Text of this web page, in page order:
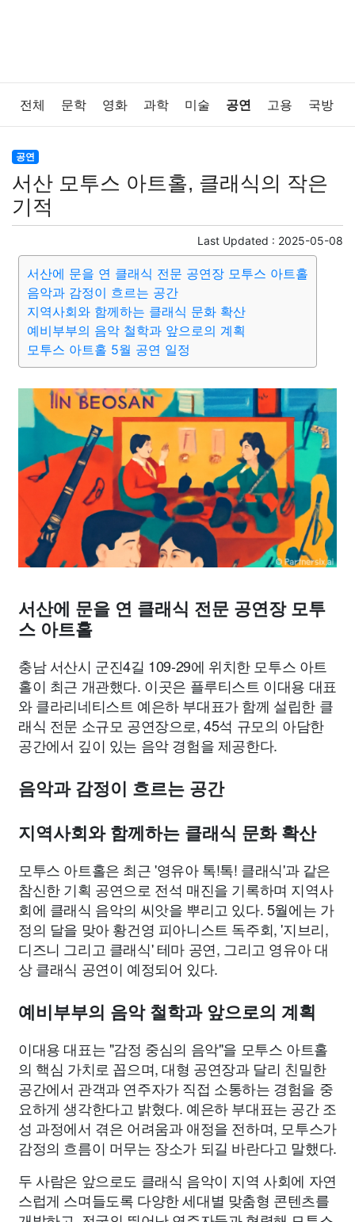
전체 문학 영화 과학 미술 공연 고용 국방
법률
보건 질병 가요 방송 일상 주식 암호화폐
반려동물 패션 미용
증권 인테리어 요리 상품리뷰 원예 금융
게임 스포츠 사진 대출 자동차
맛집 IT 컴퓨터 기술 종교 사회 정치 건강
의료 의학 경제 마케팅 부동산 외국어 교육
교통 생활 기타
공연
서산 모투스 아트홀, 클래식의 작은
기적
Last Updated : 2025-05-08
서산에 문을 연 클래식 전문 공연장 모투스 아트홀
음악과 감정이 흐르는 공간
지역사회와 함께하는 클래식 문화 확산
예비부부의 음악 철학과 앞으로의 계획
모투스 아트홀 5월 공연 일정
서산에 문을 연 클래식 전문 공연장 모투
스 아트홀
충남 서산시 군진4길 109-29에 위치한 모투스 아트
홀이 최근 개관했다. 이곳은 플루티스트 이대용 대표
와 클라리네티스트 예은하 부대표가 함께 설립한 클
래식 전문 소규모 공연장으로, 45석 규모의 아담한
공간에서 깊이 있는 음악 경험을 제공한다.
음악과 감정이 흐르는 공간
지역사회와 함께하는 클래식 문화 확산
모투스 아트홀은 최근 '영유아 톡!톡! 클래식'과 같은
참신한 기획 공연으로 전석 매진을 기록하며 지역사
회에 클래식 음악의 씨앗을 뿌리고 있다. 5월에는 가
정의 달을 맞아 황건영 피아니스트 독주회, '지브리,
디즈니 그리고 클래식' 테마 공연, 그리고 영유아 대
상 클래식 공연이 예정되어 있다.
예비부부의 음악 철학과 앞으로의 계획
이대용 대표는 "감정 중심의 음악"을 모투스 아트홀
의 핵심 가치로 꼽으며, 대형 공연장과 달리 친밀한
공간에서 관객과 연주자가 직접 소통하는 경험을 중
요하게 생각한다고 밝혔다. 예은하 부대표는 공간 조
성 과정에서 겪은 어려움과 애정을 전하며, 모투스가
감정의 흐름이 머무는 장소가 되길 바란다고 말했다.
두 사람은 앞으로도 클래식 음악이 지역 사회에 자연
스럽게 스며들도록 다양한 세대별 맞춤형 콘텐츠를